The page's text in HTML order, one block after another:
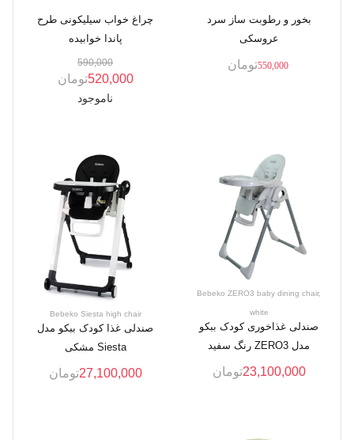
بخور و رطوبت ساز سرد
عروسکی
550,000 تومان
چراغ خواب سیلیکونی طرح
پاندا خوابیده
590,000
520,000تومان
ناموجود
Bebeko ZERO3 baby dining chair,
white
صندلی غذاخوری کودک ببکو
مدل ZERO3 رنگ سفید
23,100,000تومان
Bebeko Siesta high chair
صندلی غذا کودک ببکو مدل
Siesta مشکی
27,100,000تومان